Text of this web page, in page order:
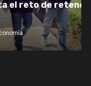
retener a